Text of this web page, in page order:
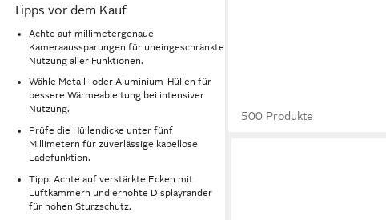
Tipps vor dem Kauf
Achte auf millimetergenaue
Kameraaussparungen für uneingeschränkte
Nutzung aller Funktionen.
Wähle Metall- oder Aluminium-Hüllen für
bessere Wärmeableitung bei intensiver
Nutzung.
Prüfe die Hüllendicke unter fünf
Millimetern für zuverlässige kabellose
Ladefunktion.
Tipp: Achte auf verstärkte Ecken mit
Luftkammern und erhöhte Displayränder
für hohen Sturzschutz.
500 Produkte